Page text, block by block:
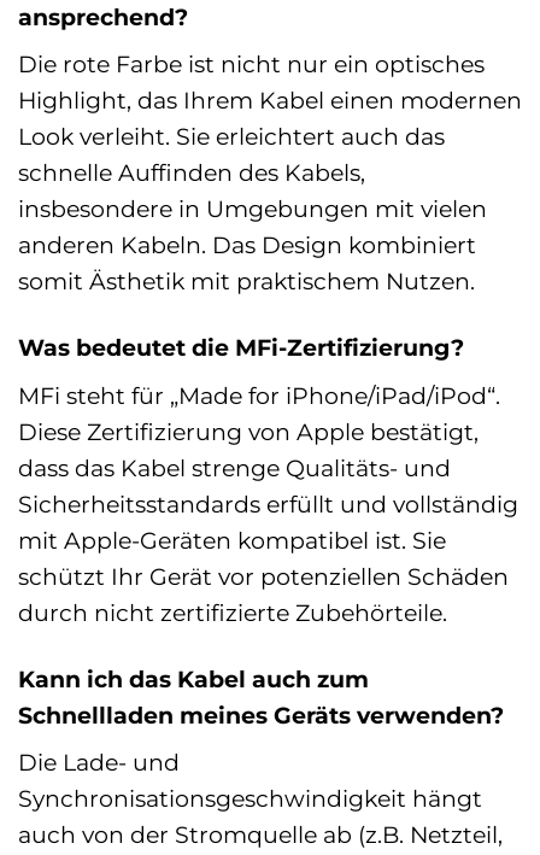
ansprechend?
Die rote Farbe ist nicht nur ein optisches
Highlight, das Ihrem Kabel einen modernen
Look verleiht. Sie erleichtert auch das
schnelle Auffinden des Kabels,
insbesondere in Umgebungen mit vielen
anderen Kabeln. Das Design kombiniert
somit Ästhetik mit praktischem Nutzen.
Was bedeutet die MFi-Zertifizierung?
MFi steht für „Made for iPhone/iPad/iPod“.
Diese Zertifizierung von Apple bestätigt,
dass das Kabel strenge Qualitäts- und
Sicherheitsstandards erfüllt und vollständig
mit Apple-Geräten kompatibel ist. Sie
schützt Ihr Gerät vor potenziellen Schäden
durch nicht zertifizierte Zubehörteile.
Kann ich das Kabel auch zum
Schnellladen meines Geräts verwenden?
Die Lade- und
Synchronisationsgeschwindigkeit hängt
auch von der Stromquelle ab (z.B. Netzteil,